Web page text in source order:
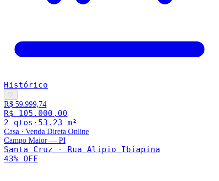
Histórico
♡
R$ 59.999,74
R$ 105.000,00
2 qtos · 53.23 m²
Casa · Venda Direta Online
Campo Maior— PI
Santa Cruz · Rua Alipio Ibiapina
43% OFF